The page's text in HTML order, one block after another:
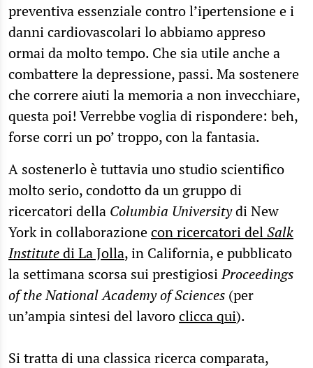
preventiva essenziale contro l’ipertensione e i
danni cardiovascolari lo abbiamo appreso
ormai da molto tempo. Che sia utile anche a
combattere la depressione, passi. Ma sostenere
che correre aiuti la memoria a non invecchiare,
questa poi! Verrebbe voglia di rispondere: beh,
forse corri un po’ troppo, con la fantasia.
A sostenerlo è tuttavia uno studio scientifico
molto serio, condotto da un gruppo di
ricercatori della Columbia Universitydi New
York in collaborazionecon ricercatori delSalk
Institutedi La Jolla, in California, e pubblicato
la settimana scorsa sui prestigiosiProceedings
of the National Academy of Sciences (per
un’ampia sintesi del lavoroclicca qui).
Si tratta di una classica ricerca comparata,